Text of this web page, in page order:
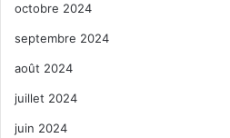
octobre 2024
septembre 2024
août 2024
juillet 2024
juin 2024